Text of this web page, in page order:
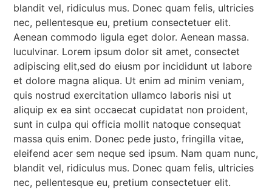
blandit vel, ridiculus mus. Donec quam felis, ultricies
nec, pellentesque eu, pretium consectetuer elit.
Aenean commodo ligula eget dolor. Aenean massa.
luculvinar. Lorem ipsum dolor sit amet, consectet
adipiscing elit,sed do eiusm por incididunt ut labore
et dolore magna aliqua. Ut enim ad minim veniam,
quis nostrud exercitation ullamco laboris nisi ut
aliquip ex ea sint occaecat cupidatat non proident,
sunt in culpa qui officia mollit natoque consequat
massa quis enim. Donec pede justo, fringilla vitae,
eleifend acer sem neque sed ipsum. Nam quam nunc,
blandit vel, ridiculus mus. Donec quam felis, ultricies
nec, pellentesque eu, pretium consectetuer elit.